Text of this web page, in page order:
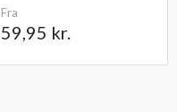
Fra
59,95 kr.